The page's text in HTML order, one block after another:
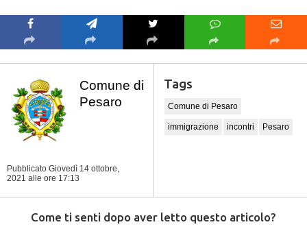
Comune di
Pesaro
Pubblicato Giovedì 14 ottobre,
2021 alle ore 17:13
Tags
Comune di Pesaro
immigrazione incontri Pesaro
Come ti senti dopo aver letto questo articolo?